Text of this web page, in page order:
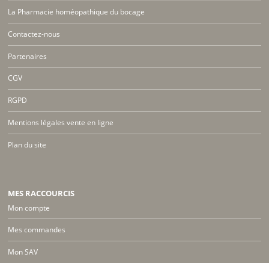
La Pharmacie homéopathique du bocage
Contactez-nous
Partenaires
CGV
RGPD
Mentions légales vente en ligne
Plan du site
MES RACCOURCIS
Mon compte
Mes commandes
Mon SAV